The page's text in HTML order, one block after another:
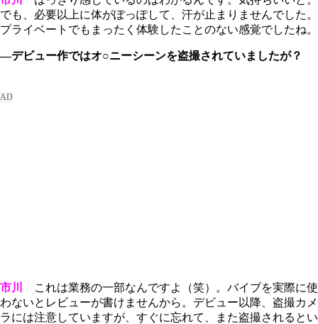
でも、必要以上に体がぽっぽして、汗が止まりませんでした。
プライベートでもまったく体験したことのない感覚でしたね。
―デビュー作ではオ○ニーシーンを盗撮されていましたが？
市川
これは業務の一部なんですよ（笑）。バイブを実際に使
わないとレビューが書けませんから。デビュー以降、盗撮カメ
ラには注意していますが、すぐに忘れて、また盗撮されるとい